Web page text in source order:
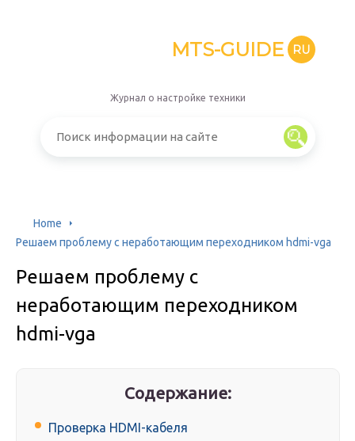
MTS-GUIDE RU
Журнал о настройке техники
Home
Решаем проблему с неработающим переходником hdmi-vga
Решаем проблему с
неработающим переходником
hdmi-vga
Содержание:
Проверка HDMI-кабеля